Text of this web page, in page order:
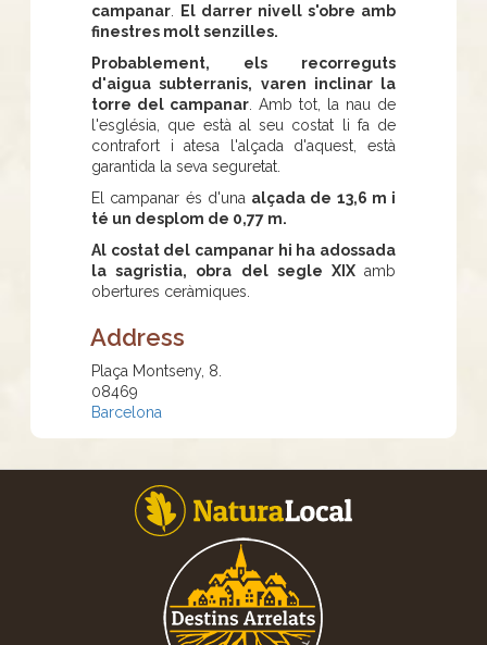
campanar
El darrer nivell s'obre amb
finestres molt senzilles.
Probablement, els recorreguts
d'aigua subterranis, varen inclinar la
torre del campanar . Amb tot, la nau de
l'església, que està al seu costat li fa de
contrafort i atesa l'alçada d'aquest, està
garantida la seva seguretat.
El campanar és d'una alçada de 13,6 m i
té un desplom de 0,77 m.
Al costat del campanar hi ha adossada
la sagristia, obra del segle XIX amb
obertures ceràmiques.
Address
Plaça Montseny, 8.
08469
Barcelona